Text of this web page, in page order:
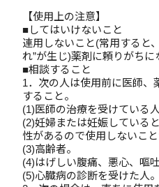
【使用上の注意】
■してはいけないこと
連用しないこと(常用すると
れ”が生じ)薬剤に頼りがちに
■相談すること
1．次の人は使用前に医師、
すること。
(1)医師の治療を受けている人
(2)妊婦または妊娠している
性があるので使用しないこ
(3)高齢者。
(4)はげしい腹痛、悪心、嘔
(5)心臓病の診断を受けた人。